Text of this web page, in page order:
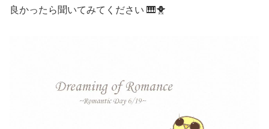
良かったら聞いてみてください 🎹🐥